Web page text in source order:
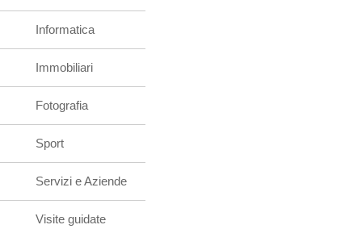
Informatica
Immobiliari
Fotografia
Sport
Servizi e Aziende
Visite guidate